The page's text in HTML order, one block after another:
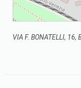
VIA F. BONATELLI, 16,